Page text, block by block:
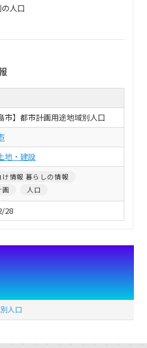
人口
市】都市計画用途地域別人口
地・建設
け情報 暮らしの情報
画
人口
28
人口